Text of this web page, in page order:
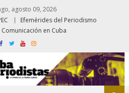
agosto 09, 2026
Efemérides del Periodismo
en Cuba